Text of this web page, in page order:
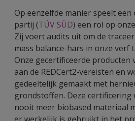
Op eenzelfde manier speelt
partij (TÜV SÜD) een rol op
Zij voert audits uit om de
mass balance-hars in onze verf
Onze gecertificeerde producten
aan de REDCert2-vereisten en
gedeeltelijk gemaakt met
grondstoffen. Deze
nooit meer biobased materiaal
er werkelijk is gebruikt in het